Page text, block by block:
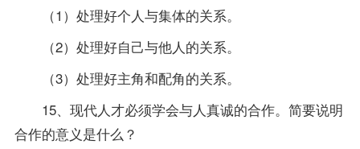
（1）处理好个人与集体的关系。
（2）处理好自己与他人的关系。
（3）处理好主角和配角的关系。
15、现代人才必须学会与人真诚的合作。简要说明
合作的意义是什么？